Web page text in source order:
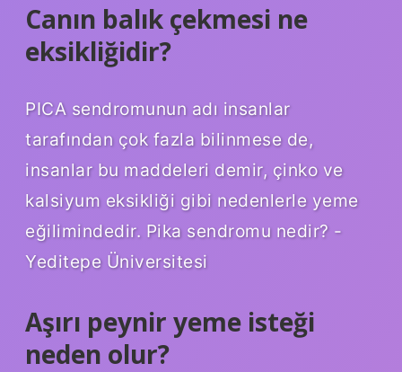
Canın balık çekmesi ne
eksikliğidir?
PICA sendromunun adı insanlar
tarafından çok fazla bilinmese de,
insanlar bu maddeleri demir, çinko ve
kalsiyum eksikliği gibi nedenlerle yeme
eğilimindedir. Pika sendromu nedir? -
Yeditepe Üniversitesi
Aşırı peynir yeme isteği
neden olur?